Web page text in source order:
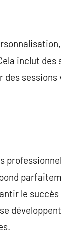
inclut des
des
le